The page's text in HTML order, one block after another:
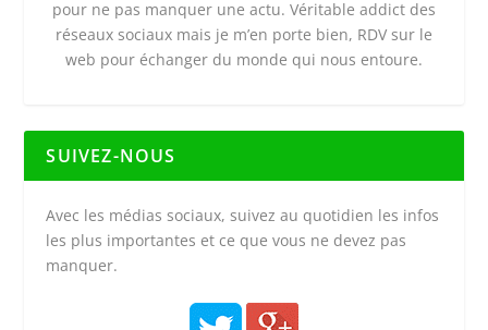
pour ne pas manquer une actu. Véritable addict des
réseaux sociaux mais je m’en porte bien, RDV sur le
web pour échanger du monde qui nous entoure.
SUIVEZ-NOUS
Avec les médias sociaux, suivez au quotidien les infos
les plus importantes et ce que vous ne devez pas
manquer.